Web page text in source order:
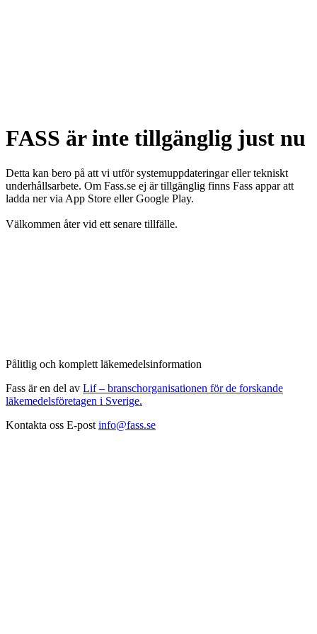
FASS är inte tillgänglig just nu
Detta kan bero på att vi utför systemuppdateringar eller tekniskt
underhållsarbete. Om Fass.se ej är tillgänglig finns Fass appar att
ladda ner via App Store eller Google Play.
Välkommen åter vid ett senare tillfälle.
Pålitlig och komplett läkemedelsinformation
Fass är en del av Lif – branschorganisationen för de forskande
läkemedelsföretagen i Sverige.
Kontakta oss E-post info@fass.se